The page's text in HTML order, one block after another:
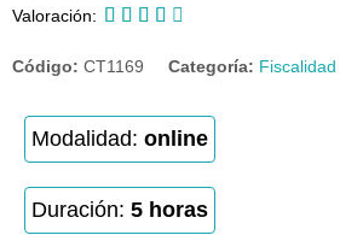
Valoración:     
Código: CT1169 Categoría: Fiscalidad
Modalidad: online
Duración: 5 horas